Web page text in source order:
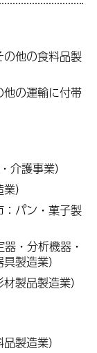
他の食料品製
の運輸に付帯
介護事業）
）
パン・菓子製
・分析機器・
製造業）
製品製造業）
製造業）